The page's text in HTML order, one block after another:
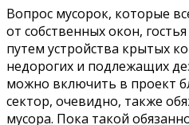
Вопрос мусорок, которые
от собственных окон,
путем устройства крытых
недорогих и подлежащих
можно включить в проект
сектор, очевидно, также
мусора. Пока такой